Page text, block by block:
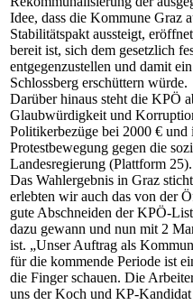
Idee, dass die Kommune Graz
Stabilitätspakt aussteigt,
bereit ist, sich dem gesetzlich
entgegenzustellen und damit
Schlossberg erschüttern würde.
Darüber hinaus steht die KPÖ
Glaubwürdigkeit und
Politikerbezüge bei 2000 €
Protestbewegung gegen die
Landesregierung (Plattform 25).
Das Wahlergebnis in Graz
erlebten wir auch das von der
gute Abschneiden der KPÖ-
dazu gewann und nun mit 2
ist. „Unser Auftrag als
für die kommende Periode ist
die Finger schauen. Die
uns der Koch und KP-